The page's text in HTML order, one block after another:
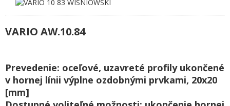
VARIO AW.10.84
Prevedenie: oceľové, uzavreté profily ukončené
v hornej línii výplne ozdobnými prvkami, 20x20
[mm]